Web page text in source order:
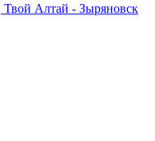
Твой Алтай - Зыряновск